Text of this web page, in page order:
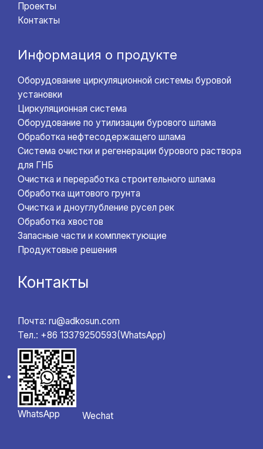
Проекты
Контакты
Информация о продукте
Оборудование циркуляционной системы буровой
установки
Циркуляционная система
Оборудование по утилизации бурового шлама
Обработка нефтесодержащего шлама
Система очистки и регенерации бурового раствора
для ГНБ
Очистка и переработка строительного шлама
Обработка щитового грунта
Очистка и дноуглубление русел рек
Обработка хвостов
Запасные части и комплектующие
Продуктовые решения
Контакты
Почта: ru@adkosun.com
Тел.: +86 13379250593(WhatsApp)
WhatsApp Wechat